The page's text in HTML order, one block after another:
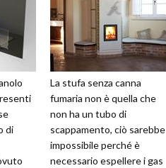
di
La stufa senza canna
fumaria non è quella che
non ha un tubo di
scappamento, ciò sarebbe
impossibile perché è
necessario espellere i gas